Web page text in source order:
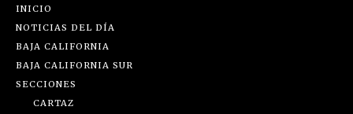
INICIO
NOTICIAS DEL DÍA
BAJA CALIFORNIA
BAJA CALIFORNIA SUR
SECCIONES
CARTAZ